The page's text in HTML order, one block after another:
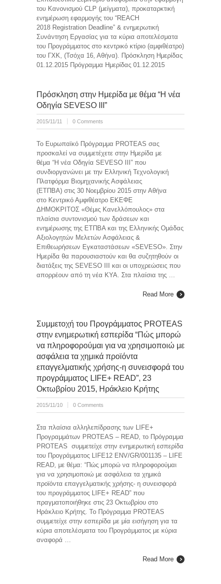
του Κανονισμού CLP (μείγματα), προκαταρκτική
ενημέρωση εφαρμογής του “REACH
2018 Registration Deadline” & ενημερωτική
Συνάντηση Εργασίας για τα κύρια αποτελέσματα
του Προγράμματος στο κεντρικό κτίριο (αμφιθέατρο)
του ΓΧΚ, (Τσόχα 16, Αθήνα). Πρόσκληση Ημερίδας
01.12.2015 Πρόγραμμα Ημερίδας 01.12.2015
Πρόσκληση στην Ημερίδα με θέμα “Η νέα
Οδηγία SEVESO III”
2015/11/11 0 Comments
To Ευρωπαϊκό Πρόγραμμα PROTEAS σας
προσκαλεί να συμμετέχετε στην Ημερίδα με
θέμα “Η νέα Οδηγία SEVESO III” που
συνδιοργανώνει με την Ελληνική Τεχνολογική
Πλατφόρμα Βιομηχανικής Ασφάλειας
(ΕΤΠΒΑ) στις 30 Νοεμβρίου 2015 στην Αθήνα
στο Κεντρικό Αμφιθέατρο ΕΚΕΦΕ
ΔΗΜΟΚΡΙΤΟΣ «Θέμις Κανελλόπουλος» στα
πλαίσια συντονισμού των δράσεων και
ενημέρωσης της ΕΤΠΒΑ και της Ελληνικής Ομάδας
Αξιολογητών Μελετών Ασφάλειας &
Επιθεωρήσεων Εγκαταστάσεων «SEVESO». Στην
Ημερίδα θα παρουσιαστούν και θα συζητηθούν οι
διατάξεις της SEVESO III και οι υποχρεώσεις που
απορρέουν από τη νέα KYA. Στα πλαίσια της …
Read More
Συμμετοχή του Προγράμματος PROTEAS
στην ενημερωτική εσπερίδα “Πώς μπορώ
να πληροφορούμαι για να χρησιμοποιώ με
ασφάλεια τα χημικά προϊόντα
επαγγελματικής χρήσης-η συνεισφορά του
προγράμματος LIFE+ READ”, 23
Οκτωβρίου 2015, Ηράκλειο Κρήτης
2015/11/10 0 Comments
Στα πλαίσια αλληλεπίδρασης των LIFE+
Προγραμμάτων PROTEAS – READ, το Πρόγραμμα
PROTEAS συμμετείχε στην ενημερωτική εσπερίδα
του Προγράμματος LIFE12 ENV/GR/001135 – LIFE
READ, με θέμα: “Πώς μπορώ να πληροφορούμαι
για να χρησιμοποιώ με ασφάλεια τα χημικά
προϊόντα επαγγελματικής χρήσης- η συνεισφορά
του προγράμματος LIFE+ READ” που
πραγματοποιήθηκε στις 23 Οκτωβρίου στο
Ηράκλειο Κρήτης. Το Πρόγραμμα PROTEAS
συμμετείχε στην εσπερίδα με μία εισήγηση για τα
κύρια αποτελέσματα του Προγράμματος με κύρια
αναφορά …
Read More